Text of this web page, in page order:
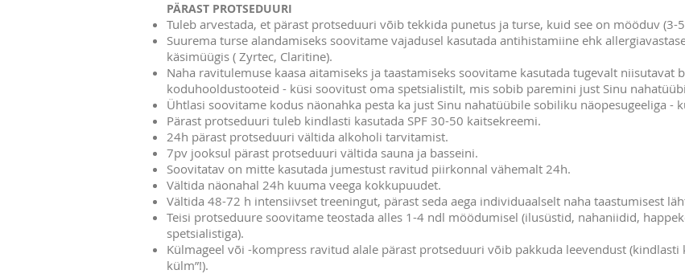
PÄRAST PROTSEDUURI
Tuleb arvestada, et pärast protseduuri võib tekkida punetus ja turse, kuid see on mööduv (3-
Suurema turse alandamiseks soovitame vajadusel kasutada antihistamiine ehk
käsimüügis ( Zyrtec, Claritine).
Naha ravitulemuse kaasa aitamiseks ja taastamiseks soovitame kasutada tugevalt niisutavat
koduhooldustooteid - küsi soovitust oma spetsialistilt, mis sobib paremini just Sinu
Ühtlasi soovitame kodus näonahka pesta ka just Sinu nahatüübile sobiliku näopesugeeliga -
Pärast protseduuri tuleb kindlasti kasutada SPF 30-50 kaitsekreemi.
24h pärast protseduuri vältida alkoholi tarvitamist.
7pv jooksul pärast protseduuri vältida sauna ja basseini.
Soovitatav on mitte kasutada jumestust ravitud piirkonnal vähemalt 24h.
Vältida näonahal 24h kuuma veega kokkupuudet.
Vältida 48-72 h intensiivset treeningut, pärast seda aega individuaalselt naha taastumisest
Teisi protseduure soovitame teostada alles 1-4 ndl möödumisel (ilusüstid, nahaniidid,
spetsialistiga).
Külmageel või -kompress ravitud alale pärast protseduuri võib pakkuda leevendust
külm”!).